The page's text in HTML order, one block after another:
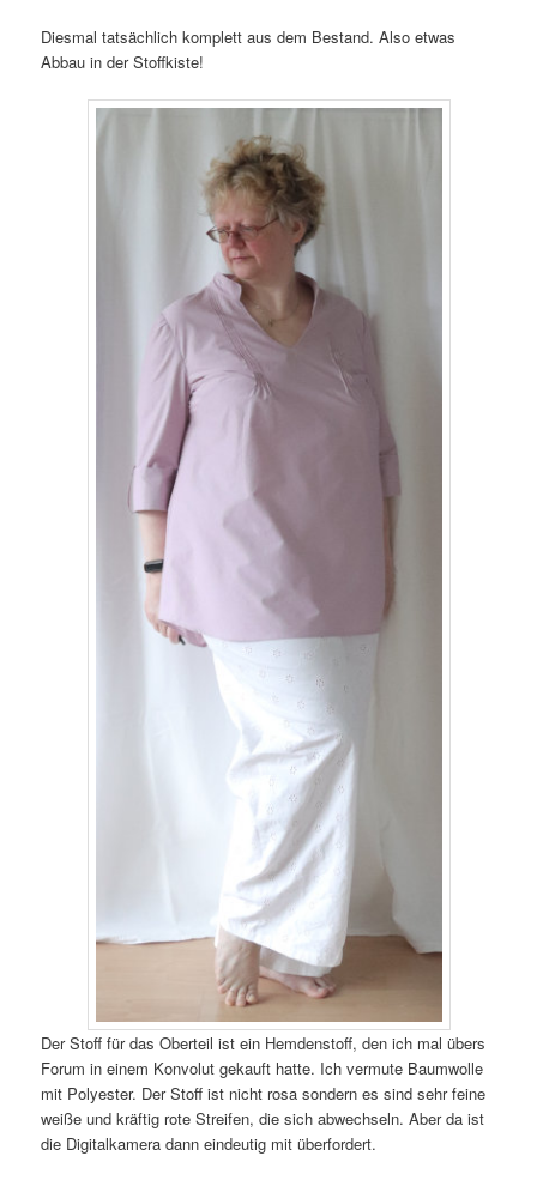
Diesmal tatsächlich komplett aus dem Bestand. Also etwas
Abbau in der Stoffkiste!
Der Stoff für das Oberteil ist ein Hemdenstoff, den ich mal übers
Forum in einem Konvolut gekauft hatte. Ich vermute Baumwolle
mit Polyester. Der Stoff ist nicht rosa sondern es sind sehr feine
weiße und kräftig rote Streifen, die sich abwechseln. Aber da ist
die Digitalkamera dann eindeutig mit überfordert.